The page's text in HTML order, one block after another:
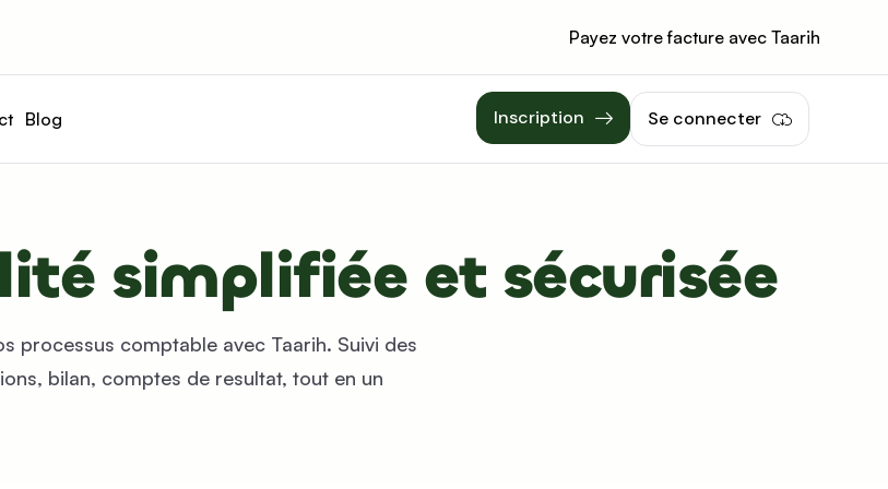
Payez votre facture avec Taarih
Blog Inscription Se connecter
simplifiée et sécurisée
processus comptable avec Taarih. Suivi des
bilan, comptes de resultat, tout en un